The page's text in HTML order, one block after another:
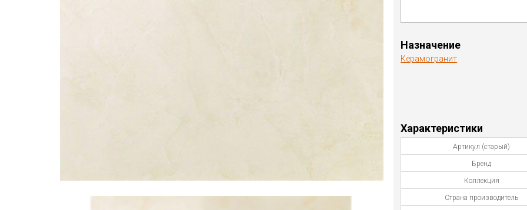
Назначение
Керамогранит
Характеристики
Артикул (старый)
Бренд
Коллекция
Страна производитель